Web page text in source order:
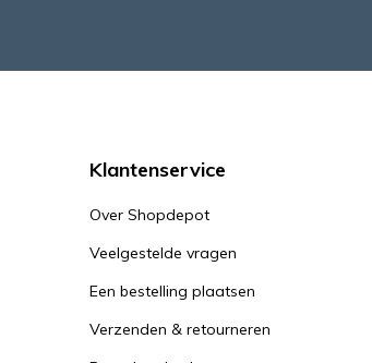
Klantenservice
Over Shopdepot
Veelgestelde vragen
Een bestelling plaatsen
Verzenden & retourneren